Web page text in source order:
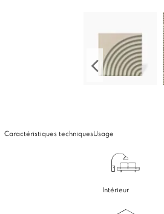
Caractéristiques techniquesUsage
Intérieur